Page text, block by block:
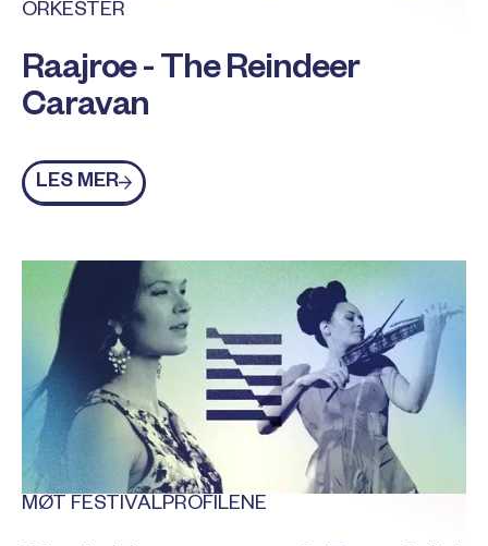
ORKESTER
Raajroe - The Reindeer
Caravan
Les mer
LES MER
MØT FESTIVALPROFILENE